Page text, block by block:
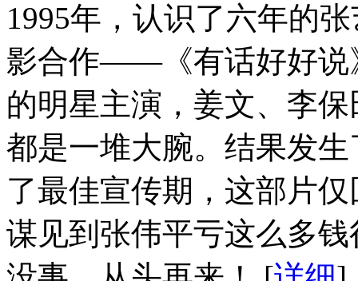
1995年，认识了六年的
影合作——《有话好好说
的明星主演，姜文、李
都是一堆大腕。结果发
了最佳宣传期，这部片
谋见到张伟平亏这么多